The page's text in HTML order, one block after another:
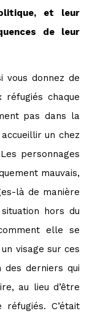
et leur
de leur
vous donnez de
réfugiés chaque
pas dans la
un chez
personnages
mauvais,
là de manière
hors du
elle se
visage sur ces
des derniers qui
au lieu d’être
C’était